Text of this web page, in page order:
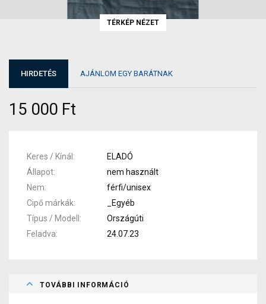
TÉRKÉP NÉZET
HIRDETÉS AJÁNLOM EGY BARÁTNAK
15 000 Ft
Keres / Kínál
ELADÓ
Állapot
nem használt
Nem
férfi/unisex
Cipő márkák
_Egyéb
Típus / Modell
Országúti
Feladva
24.07.23
TOVÁBBI INFORMÁCIÓ